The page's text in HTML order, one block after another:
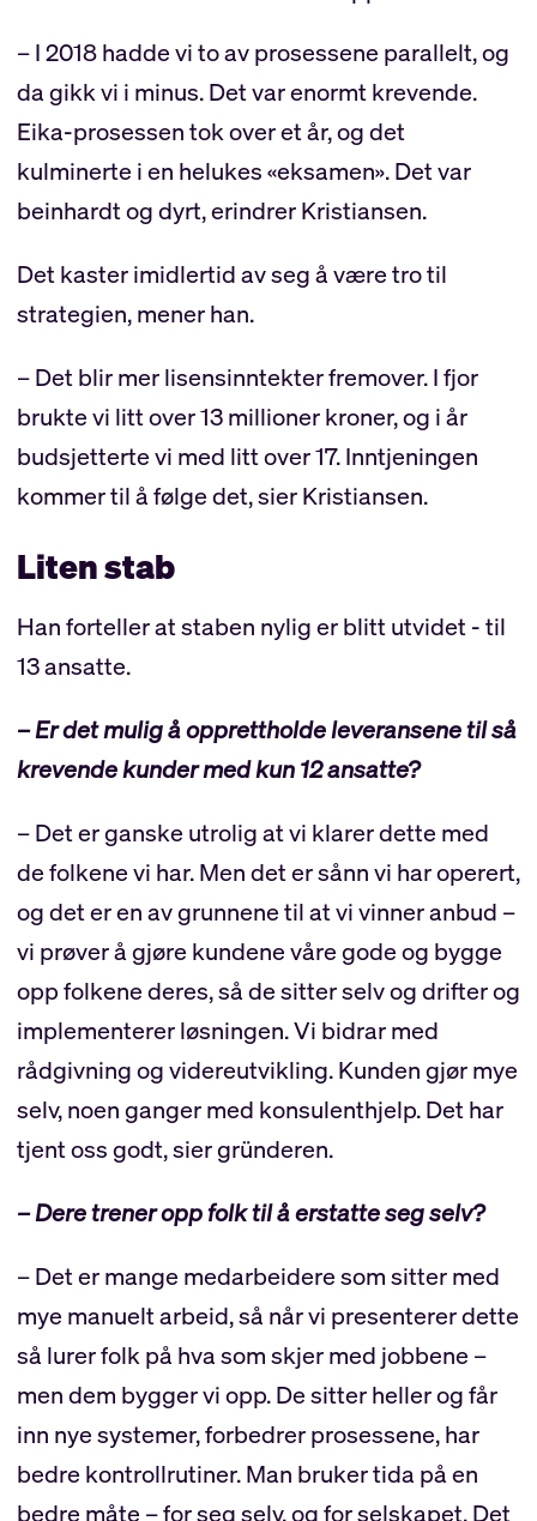
– I 2018 hadde vi to av prosessene parallelt, og
da gikk vi i minus. Det var enormt krevende.
Eika-prosessen tok over et år, og det
kulminerte i en helukes «eksamen». Det var
beinhardt og dyrt, erindrer Kristiansen.
Det kaster imidlertid av seg å være tro til
strategien, mener han.
– Det blir mer lisensinntekter fremover. I fjor
brukte vi litt over 13 millioner kroner, og i år
budsjetterte vi med litt over 17. Inntjeningen
kommer til å følge det, sier Kristiansen.
Liten stab
Han forteller at staben nylig er blitt utvidet - til
13 ansatte.
– Er det mulig å opprettholde leveransene til så
krevende kunder med kun 12 ansatte?
– Det er ganske utrolig at vi klarer dette med
de folkene vi har. Men det er sånn vi har operert,
og det er en av grunnene til at vi vinner anbud –
vi prøver å gjøre kundene våre gode og bygge
opp folkene deres, så de sitter selv og drifter og
implementerer løsningen. Vi bidrar med
rådgivning og videreutvikling. Kunden gjør mye
selv, noen ganger med konsulenthjelp. Det har
tjent oss godt, sier gründeren.
– Dere trener opp folk til å erstatte seg selv?
– Det er mange medarbeidere som sitter med
mye manuelt arbeid, så når vi presenterer dette
så lurer folk på hva som skjer med jobbene –
men dem bygger vi opp. De sitter heller og får
inn nye systemer, forbedrer prosessene, har
bedre kontrollrutiner. Man bruker tida på en
bedre måte – for seg selv, og for selskapet. Det